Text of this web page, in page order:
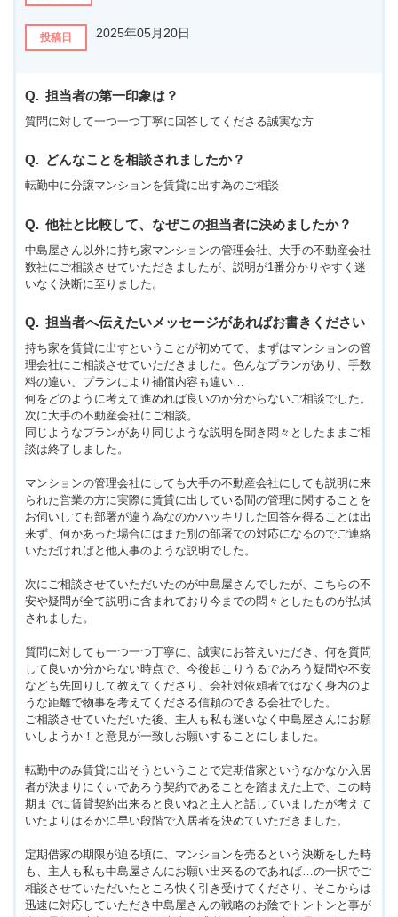
投稿日 2025年05月20日
担当者の第一印象は？
質問に対して一つ一つ丁寧に回答してくださる誠実な方
どんなことを相談されましたか？
転勤中に分譲マンションを賃貸に出す為のご相談
他社と比較して、なぜこの担当者に決めましたか？
中島屋さん以外に持ち家マンションの管理会社、大手の不動産会社
数社にご相談させていただきましたが、説明が1番分かりやすく迷
いなく決断に至りました。
担当者へ伝えたいメッセージがあればお書きください
持ち家を賃貸に出すということが初めてで、まずはマンションの管
理会社にご相談させていただきました。色んなプランがあり、手数
料の違い、プランにより補償内容も違い…
何をどのように考えて進めれば良いのか分からないご相談でした。
次に大手の不動産会社にご相談。
同じようなプランがあり同じような説明を聞き悶々としたままご相
談は終了しました。
マンションの管理会社にしても大手の不動産会社にしても説明に来
られた営業の方に実際に賃貸に出している間の管理に関することを
お伺いしても部署が違う為なのかハッキリした回答を得ることは出
来ず、何かあった場合にはまた別の部署での対応になるのでご連絡
いただければと他人事のような説明でした。
次にご相談させていただいたのが中島屋さんでしたが、こちらの不
安や疑問が全て説明に含まれており今までの悶々としたものが払拭
されました。
質問に対しても一つ一つ丁寧に、誠実にお答えいただき、何を質問
して良いか分からない時点で、今後起こりうるであろう疑問や不安
なども先回りして教えてくださり、会社対依頼者ではなく身内のよ
うな距離で物事を考えてくださる信頼のできる会社でした。
ご相談させていただいた後、主人も私も迷いなく中島屋さんにお願
いしようか！と意見が一致しお願いすることにしました。
転勤中のみ賃貸に出そうということで定期借家というなかなか入居
者が決まりにくいであろう契約であることを踏まえた上で、この時
期までに賃貸契約出来ると良いねと主人と話していましたが考えて
いたよりはるかに早い段階で入居者を決めていただきました。
定期借家の期限が迫る頃に、マンションを売るという決断をした時
も、主人も私も中島屋さんにお願い出来るのであれば…の一択でご
相談させていただいたところ快く引き受けてくださり、そこからは
迅速に対応していただき中島屋さんの戦略のお陰でトントンと事が